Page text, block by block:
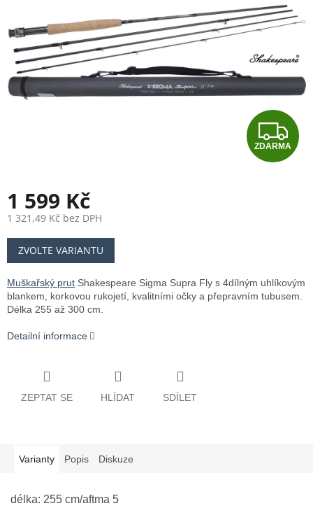
Z
D
A
ZDARMA
1 599 Kč
1 321,49 Kč bez DPH
Měrná
cena:
ZVOLTE VARIANTU
Muškařský prut Shakespeare Sigma Supra Fly s 4dílným uhlíkovým
blankem, korkovou rukojetí, kvalitními očky a přepravním tubusem.
Délka 255 až 300 cm.
Detailní informace
ZEPTAT SE HLÍDAT SDÍLET
Varianty Popis Diskuze
délka: 255 cm/aftma 5